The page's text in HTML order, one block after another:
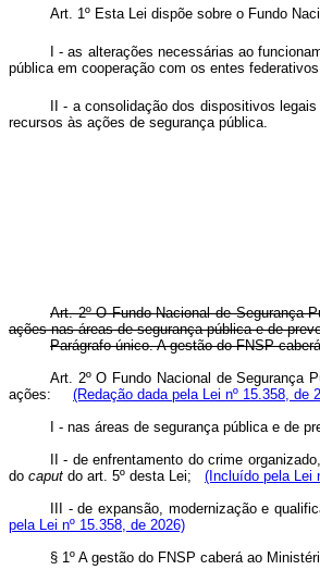
Art. 1º Esta Lei dispõe sobre o Fundo
I - as alterações necessárias ao
pública em cooperação com os entes
II - a consolidação dos dispositivos
recursos às ações de segurança pública.
Art. 2º O Fundo Nacional de Segurança
ações nas áreas de segurança pública e de
Parágrafo único. A gestão do FNSP
Art. 2º O Fundo Nacional de Segurança
ações: (Redação dada pela Lei nº 15.358, de
I - nas áreas de segurança pública e
II - de enfrentamento do crime
do caput do art. 5º desta Lei; (Incluído pela Lei
III - de expansão, modernização e
pela Lei nº 15.358, de 2026)
§ 1º A gestão do FNSP caberá ao